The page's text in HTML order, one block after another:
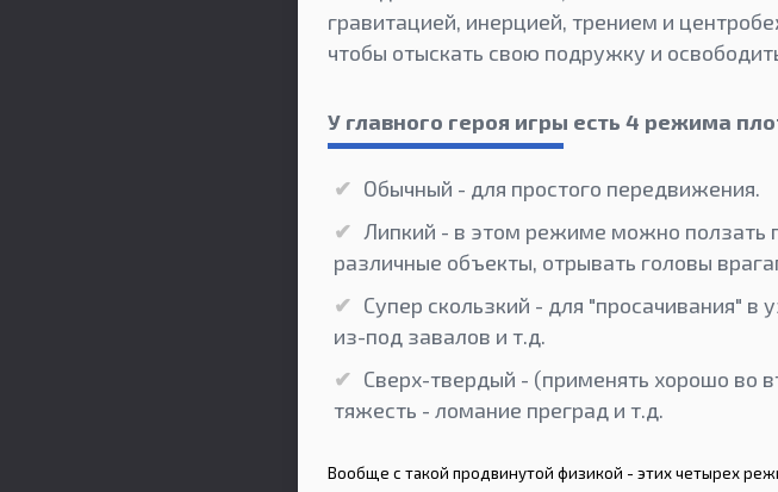
гравитацией, инерцией, трением и
чтобы отыскать свою подружку и
У главного героя игры есть 4 режима
Обычный - для простого передвижения.
Липкий - в этом режиме можно ползать
различные объекты, отрывать головы
Супер скользкий - для "просачивания" в
из-под завалов и т.д.
Сверх-твердый - (применять хорошо во
тяжесть - ломание преград и т.д.
Вообще с такой продвинутой физикой - этих четырех